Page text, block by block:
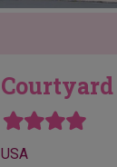
USA